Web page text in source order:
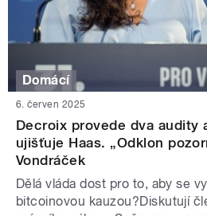
Domácí
6. červen 2025
Decroix provede dva audity
ujišťuje Haas. „Odklon
Vondráček
Dělá vláda dost pro to, aby se
bitcoinovou kauzou?Diskutují